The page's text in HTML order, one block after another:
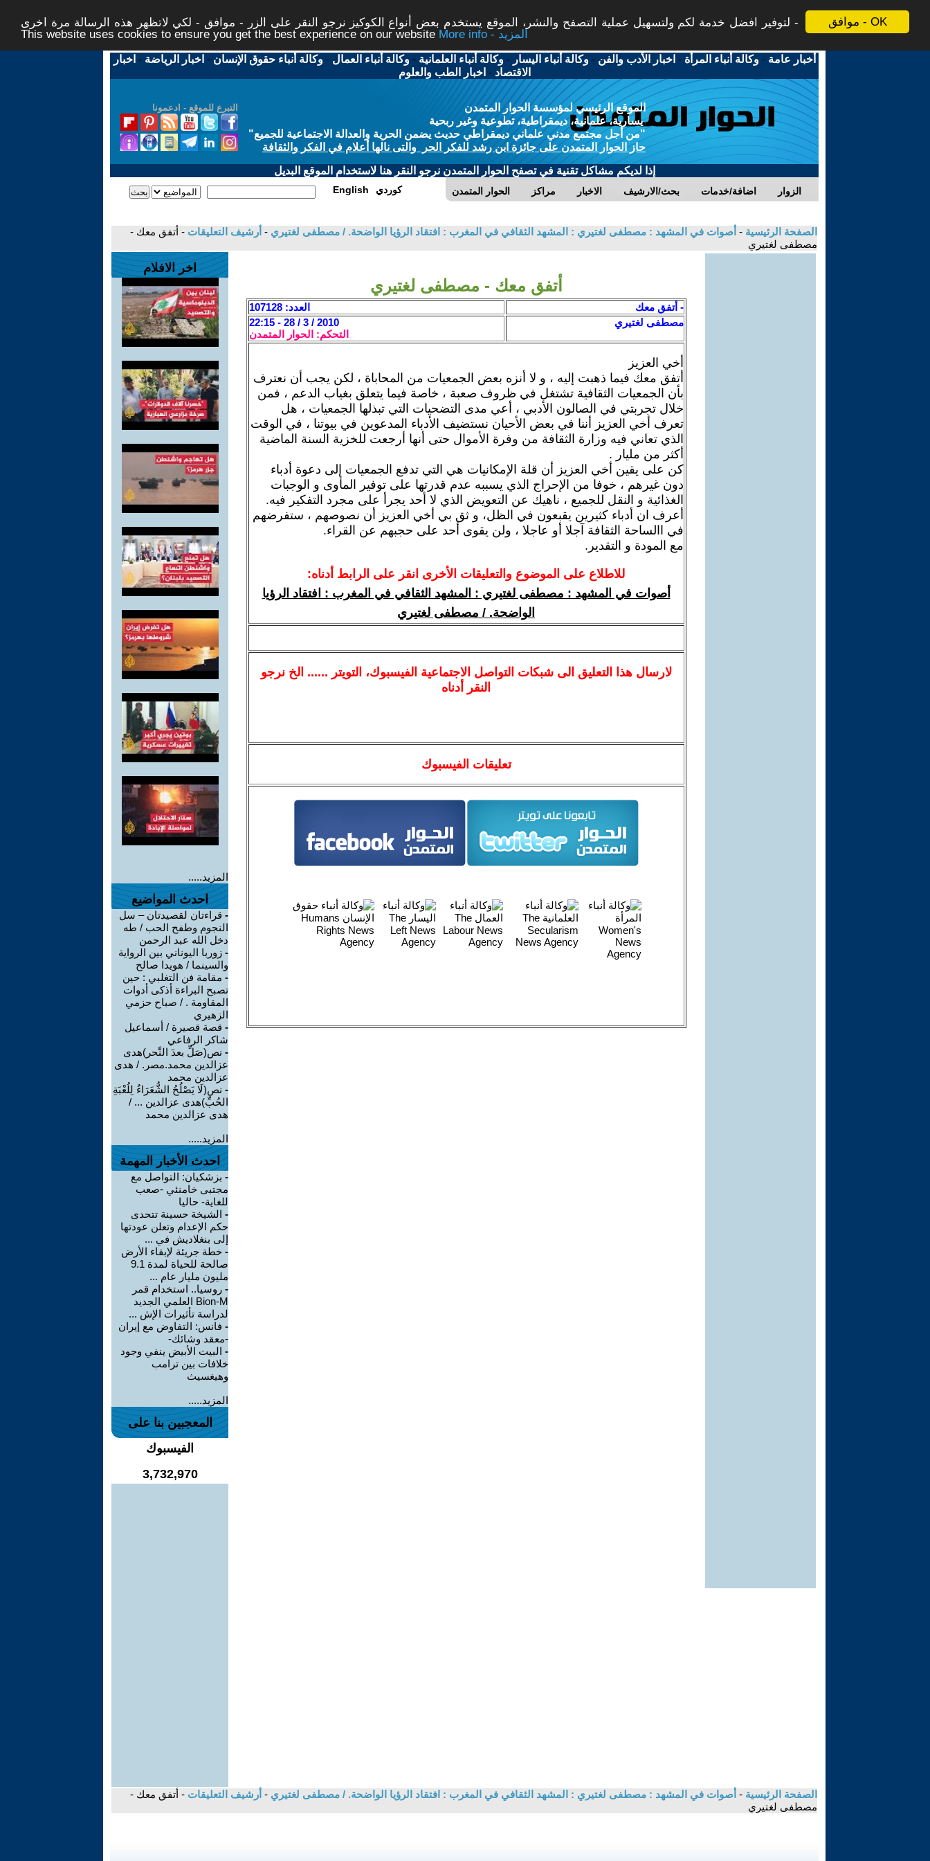
موافق - OK
لتوفير افضل خدمة لكم ولتسهيل عملية التصفح والنشر، الموقع يستخدم بعض أنواع الكوكيز نرجو النقر على الزر - موافق - لكي لاتظهر هذه الرسالة مرة اخرى -
This website uses cookies to ensure you get the best experience on our website
More info - المزيد
أخبار عامة -وكالة أنباء المرأة - اخبار الأدب والفن -وكالة أنباء اليسار -وكالة أنباء العلمانية -وكالة أنباء العمال -وكالة أنباء حقوق الإنسان - اخبار الرياضة - اخبار
الاقتصاد - اخبار الطب والعلوم
التبرع للموقع - ادعمونا
الموقع الرئيسي لمؤسسة الحوار المتمدن
يسارية، علمانية، ديمقراطية، تطوعية وغير ربحية
"من أجل مجتمع مدني علماني ديمقراطي حديث يضمن الحرية والعدالة الاجتماعية للجميع"
حاز الحوار المتمدن على جائزة ابن رشد للفكر الحر والتى نالها أعلام في الفكر والثقافة
إذا لديكم مشاكل تقنية في تصفح الحوار المتمدن نرجو النقر هنا لاستخدام الموقع البديل
الحوار المتمدن مراكز الاخبار بحث/الارشيف اضافة/خدمات الزوار English كوردي
الصفحة الرئيسية - أصوات في المشهد : مصطفى لغتيري : المشهد الثقافي في المغرب : افتقاد الرؤيا الواضحة. / مصطفى لغتيري - أرشيف التعليقات - أتفق معك -
مصطفى لغتيري
أتفق معك - مصطفى لغتيري
- أتفق معك
العدد: 107128
مصطفى لغتيري
2010 / 3 / 28 - 22:15
التحكم: الحوار المتمدن
أخي العزيز
أتفق معك فيما ذهبت إليه ، و لا أنزه بعض الجمعيات من المحاباة ، لكن يجب أن نعترف
بأن الجمعيات الثقافية تشتغل في ظروف صعبة ، خاصة فيما يتعلق بغياب الدعم ، فمن
خلال تجربتي في الصالون الأدبي ، أعي مدى التضحيات التي تبذلها الجمعيات ، هل
تعرف أخي العزيز أننا في بعض الأحيان نستضيف الأدباء المدعوين في بيوتنا ، في الوقت
الذي تعاني فيه وزارة الثقافة من وفرة الأموال حتى أنها أرجعت للخزية السنة الماضية
أكثر من مليار .
كن على يقين أخي العزيز أن قلة الإمكانيات هي التي تدفع الجمعيات إلى دعوة أدباء
دون غيرهم ، خوفا من الإحراج الذي يسببه عدم قدرتها على توفير المأوى و الوجبات
الغذائية و النقل للجميع ، ناهيك عن التعويض الذي لا أحد يجرأ على مجرد التفكير فيه.
أعرف ان أدباء كثيرين يقبعون في الظل، و ثق بي أخي العزيز أن نصوصهم ، ستفرضهم
في االساحة الثقافة آجلا أو عاجلا ، ولن يقوى أحد على حجبهم عن القراء.
مع المودة و التقدير.
للاطلاع على الموضوع والتعليقات الأخرى انقر على الرابط أدناه:
أصوات في المشهد : مصطفى لغتيري : المشهد الثقافي في المغرب : افتقاد الرؤيا
الواضحة. / مصطفى لغتيري
لارسالهذا التعليق الى شبكات التواصل الاجتماعية الفيسبوك، التويتر ...... الخ نرجو
النقر أدناه
تعليقات الفيسبوك
اخر الافلام
المزيد.....
احدث المواضيع
- قراءتان لقصيدتان – سل
النجوم وطفح الحب / طه
دخل الله عبد الرحمن
- زوربا اليوناني بين الرواية
والسينما / هويدا صالح
- مقامة فن التغلبي : حين
تصبح البراءة أذكى أدوات
المقاومة . / صباح حزمي
الزهيري
- قصة قصيرة / أسماعيل
شاكر الرفاعي
- نص(صَلِّ بعدَ النَّحر)هدى
عزالدين محمد.مصر. / هدى
عزالدين محمد
- نص(لَا يَصْلُحُ الشُّعَرَاءُ لِلُعْبَةِ
الحُبِّ)هدى عزالدين ... /
هدى عزالدين محمد
المزيد.....
احدث الأخبار المهمة
- بزشكيان: التواصل مع
مجتبى خامنئي -صعب
للغاية- حاليا
- الشيخة حسينة تتحدى
حكم الإعدام وتعلن عودتها
إلى بنغلاديش في ...
- خطة جريئة لإبقاء الأرض
صالحة للحياة لمدة 9.1
مليون مليار عام ...
- روسيا.. استخدام قمر
Bion-M العلمي الجديد
لدراسة تأثيرات الإش ...
- فانس: التفاوض مع إيران
-معقد وشائك-
- البيت الأبيض ينفي وجود
خلافات بين ترامب
وهيغسيث
المزيد.....
المعجبين بنا على
الفيسبوك
3,732,970
الصفحة الرئيسية - أصوات في المشهد : مصطفى لغتيري : المشهد الثقافي في المغرب : افتقاد الرؤيا الواضحة. / مصطفى لغتيري - أرشيف التعليقات - أتفق معك -
مصطفى لغتيري